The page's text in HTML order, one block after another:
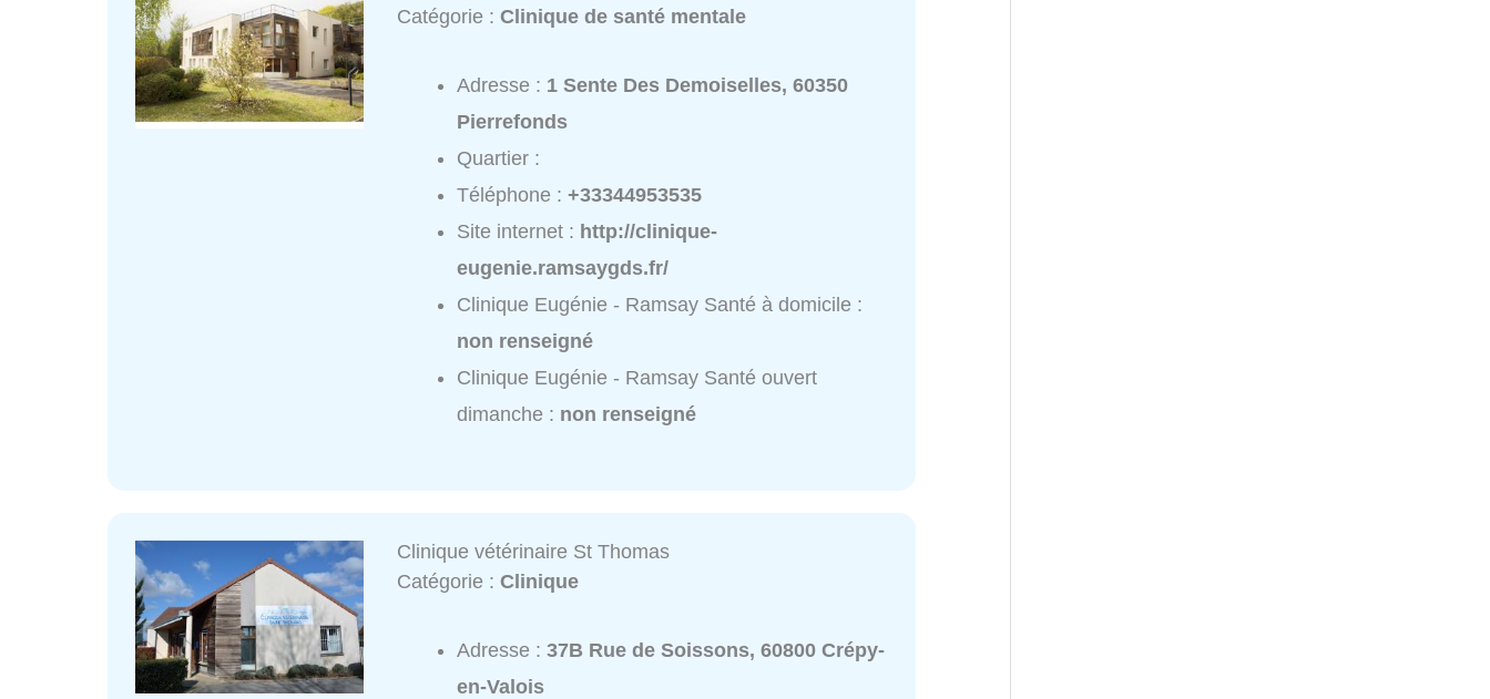
Catégorie :Clinique de santé mentale
Adresse : 1 Sente Des Demoiselles, 60350
Pierrefonds
Quartier :
Téléphone :+33344953535
Site internet : http://clinique-
eugenie.ramsaygds.fr/
Clinique Eugénie - Ramsay Santé à domicile :
non renseigné
Clinique Eugénie - Ramsay Santé ouvert
dimanche : non renseigné
Clinique vétérinaire St Thomas
Catégorie :Clinique
Adresse :37B Rue de Soissons, 60800 Crépy-
en-Valois